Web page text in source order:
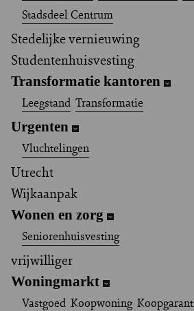
Stadsdeel Centrum
Stedelijke vernieuwing
Studentenhuisvesting
Transformatie kantoren
Leegstand Transformatie
Urgenten
Vluchtelingen
Utrecht
Wijkaanpak
Wonen en zorg
Seniorenhuisvesting
vrijwilliger
Woningmarkt
Vastgoed Koopwoning Koopgarant